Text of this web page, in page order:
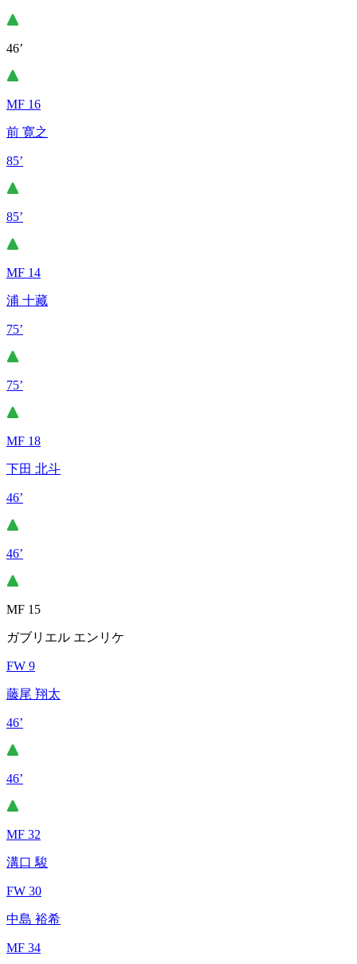
46’
MF 16
前 寛之
85’
85’
MF 14
浦 十藏
75’
75’
MF 18
下田 北斗
46’
46’
MF 15
ガブリエル エンリケ
FW 9
藤尾 翔太
46’
46’
MF 32
溝口 駿
FW 30
中島 裕希
MF 34